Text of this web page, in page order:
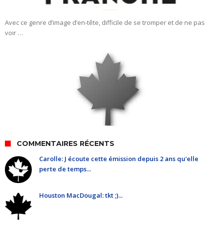
Avec ce genre d’image d’en-tête, difficile de se tromper et de ne pas
voir …
COMMENTAIRES RÉCENTS
Carolle: J écoute cette émission depuis 2 ans qu'elle
perte de temps...
Houston MacDougal: tkt ;)...